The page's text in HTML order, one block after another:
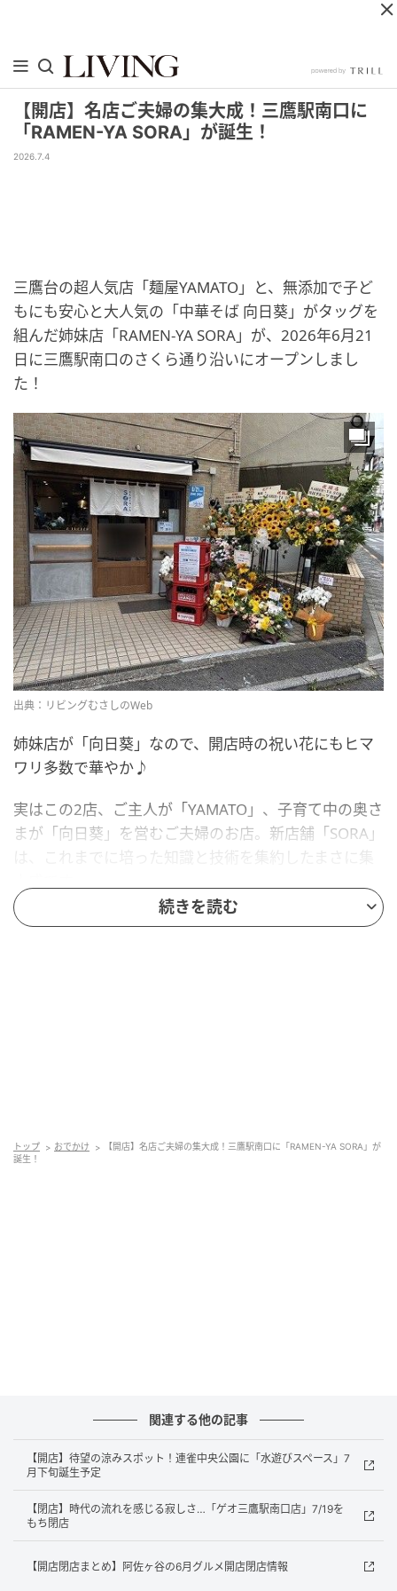
【開店】名店ご夫婦の集大成！三鷹駅南口に
「RAMEN-YA SORA」が誕生！
2026.7.4
三鷹台の超人気店「麺屋YAMATO」と、無添加で子ど
もにも安心と大人気の「中華そば 向日葵」がタッグを
組んだ姉妹店「RAMEN-YA SORA」が、2026年6月21
日に三鷹駅南口のさくら通り沿いにオープンしまし
た！
出典：リビングむさしのWeb
姉妹店が「向日葵」なので、開店時の祝い花にもヒマ
ワリ多数で華やか♪
実はこの2店、ご主人が「YAMATO」、子育て中の奥さ
まが「向日葵」を営むご夫婦のお店。新店舗「SORA」
は、これまでに培った知識と技術を集約したまさに集
大きな特色は、駅近の利便性に加え、カウンター6席の
出典：リビングむさしのWeb
続きを読む
トップ おでかけ
【開店】名店ご夫婦の集大成！三鷹駅南口に「RAMEN-YA SORA」が
誕生！
関連する他の記事
【開店】待望の涼みスポット！連雀中央公園に「水遊びスペース」7
月下旬誕生予定
【閉店】時代の流れを感じる寂しさ…「ゲオ三鷹駅南口店」7/19を
もち閉店
【開店閉店まとめ】阿佐ヶ谷の6月グルメ開店閉店情報